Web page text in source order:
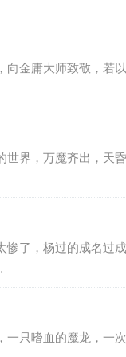
金庸大师致敬，若
界，万魔齐出，天
了，杨过的成名过
只嗜血的魔龙，一